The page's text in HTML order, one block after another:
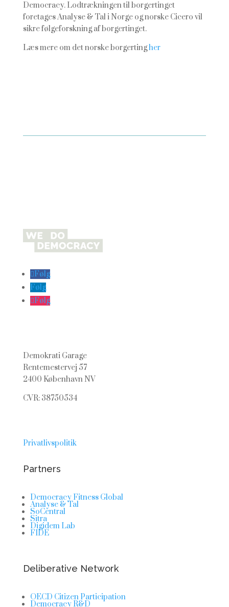
Democracy. Lodtrækningen til borgertinget
foretages Analyse & Tal i Norge og norske Cicero vil
sikre følgeforskning af borgertinget.
Læs mere om det norske borgertingher
Følg
Følg
Følg
Demokrati Garage
Rentemestervej 57
2400 København NV
CVR: 38750534
Privatlivspolitik
Partners
Democracy Fitness Global
Analyse & Tal
SoCentral
Sitra
Digidem Lab
FIDE
Deliberative Network
OECD Citizen Participation
Democracy R&D